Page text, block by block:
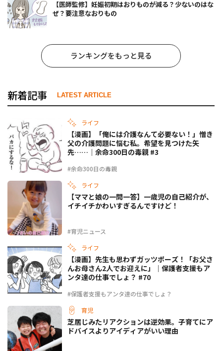
【医師監修】妊娠初期はおりものが減る？少ないのはな
ぜ？要注意なおりもの
ランキングをもっと見る
新着記事 LATEST ARTICLE
ライフ
#余命300日の毒親
【漫画】「俺には介護なんて必要ない！」憎き
父の介護問題に悩む私。希望を見つけた矢
先……｜余命300日の毒親 #3
ライフ
#育児ニュース
【ママと娘の一問一答】一歳児の自己紹介が、
イチイチかわいすぎるんですけど！
ライフ
#保護者支援もアンタ達の仕事でしょ？
【漫画】先生も思わずガッツポーズ！「お父さ
んお母さん2人でお迎えに」｜保護者支援もア
ンタ達の仕事でしょ？ #70
育児
芝居じみたリアクションは逆効果。子育てにア
ドバイスよりアイディアがいい理由